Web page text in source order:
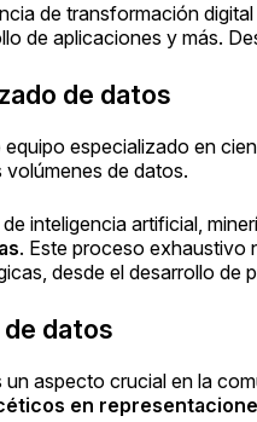
de transformación
de aplicaciones y más.
de datos
equipo especializado en
volúmenes de datos.
inteligencia artificial,
. Este proceso exhaustivo
desde el desarrollo de
datos
un aspecto crucial en la
en